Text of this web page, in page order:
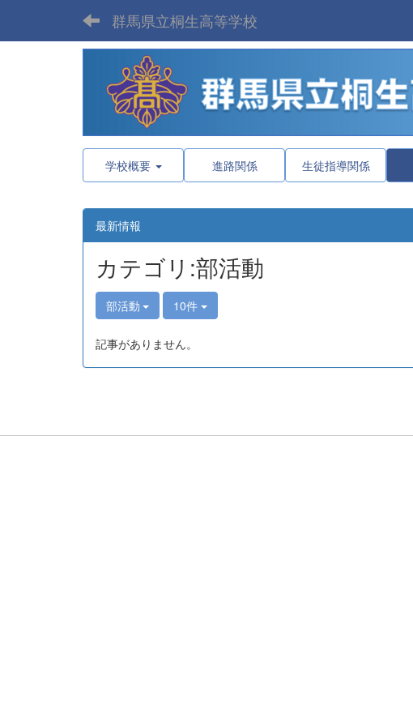
群馬県立桐生高等学校
学校概要 進路関係 生徒指導関係
最新情報
カテゴリ:部活動
部活動 10件
記事がありません。